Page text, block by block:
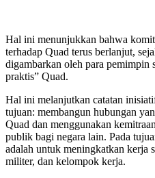
Hal ini menunjukkan bahwa
terhadap Quad terus berlanjut,
digambarkan oleh para pemimpin
praktis” Quad.
Hal ini melanjutkan catatan
tujuan: membangun hubungan
Quad dan menggunakan
publik bagi negara lain. Pada
adalah untuk meningkatkan kerja
militer, dan kelompok kerja.